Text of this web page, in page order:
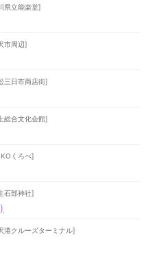
県立能楽堂]
市周辺]
三日市商店街]
総合文化会館]
くろべ]
石部神社]
港クルーズターミナル]